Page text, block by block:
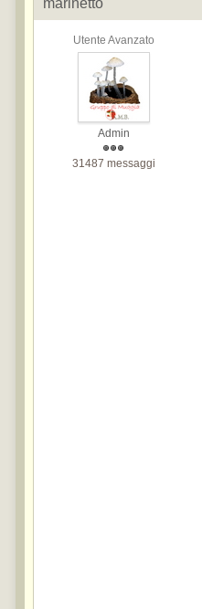
marinetto
Utente Avanzato
Admin
31487 messaggi